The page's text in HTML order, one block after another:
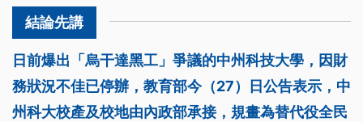
日前爆出「烏干達黑工」爭議的中州科技大學，因財
務狀況不佳已停辦，教育部今（27）日公告表示，中
州科大校產及校地由內政部承接，規畫為替代役全民